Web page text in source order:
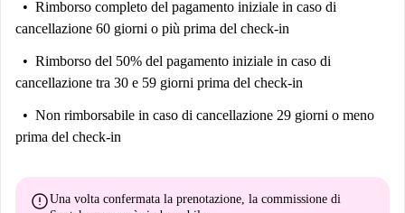
Rimborso completo del pagamento iniziale in caso di
cancellazione 60 giorni o più prima del check-in
Rimborso del 50% del pagamento iniziale in caso di
cancellazione tra 30 e 59 giorni prima del check-in
Non rimborsabile in caso di cancellazione 29 giorni o meno
prima del check-in
errorUna volta confermata la prenotazione, la commissione di